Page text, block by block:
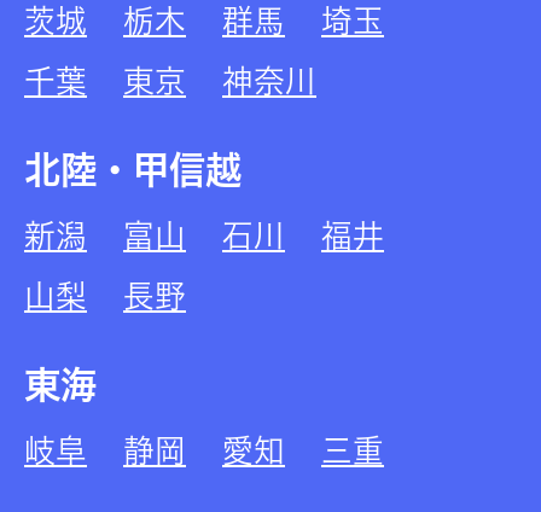
茨城 栃木 群馬
埼玉
千葉
東京 神奈川
北陸・甲信越
新潟 富山 石川
福井
山梨
長野
東海
岐阜 静岡 愛知 三重